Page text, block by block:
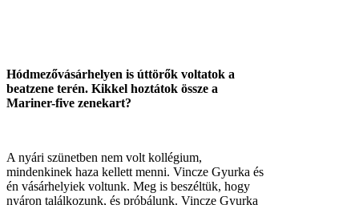
Hódmezővásárhelyen is úttörők voltatok a
beatzene terén. Kikkel hoztátok össze a
Mariner-five zenekart?
A nyári szünetben nem volt kollégium,
mindenkinek haza kellett menni. Vincze Gyurka és
én vásárhelyiek voltunk. Meg is beszéltük, hogy
nyáron találkozunk, és próbálunk. Vincze Gyurka